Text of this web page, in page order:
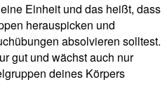
Einheit und das heißt, dass
herauspicken und
absolvieren solltest.
gut und wächst auch nur
deines Körpers